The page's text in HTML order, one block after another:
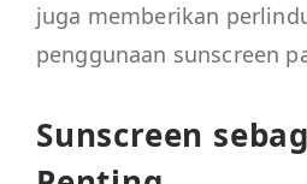
juga memberikan
penggunaan sunscreen
Sunscreen